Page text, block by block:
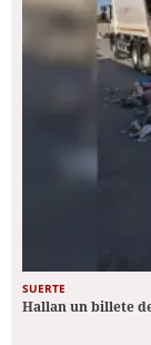
SUERTE
Hallan un billete